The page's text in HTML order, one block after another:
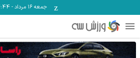
جمعه ۱۶ مرداد -